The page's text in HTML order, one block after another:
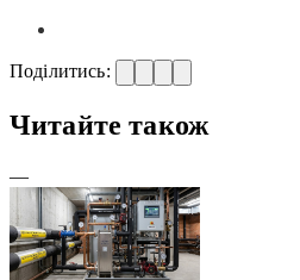
Поділитись:
Читайте також
—